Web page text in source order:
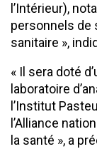
l’Intérieur),
personnels de
sanitaire »,
« Il sera doté
laboratoire
l’Institut
l’Alliance
la santé », a